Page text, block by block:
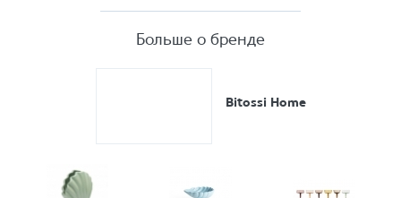
Больше о бренде
Bitossi Home